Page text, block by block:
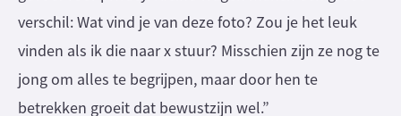
verschil: Wat vind je van deze foto? Zou je het leuk
vinden als ik die naar x stuur? Misschien zijn ze nog te
jong om alles te begrijpen, maar door hen te
betrekken groeit dat bewustzijn wel.”